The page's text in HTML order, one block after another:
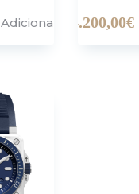
Adicionar 4.200,00€